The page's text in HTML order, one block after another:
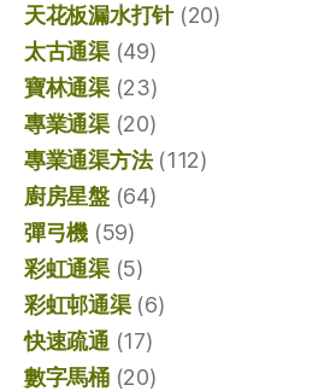
天花板漏水打针(20)
太古通渠(49)
寶林通渠(23)
專業通渠(20)
專業通渠方法(112)
廚房星盤(64)
彈弓機 (59)
彩虹通渠(5)
彩虹邨通渠(6)
快速疏通 (17)
數字馬桶(20)